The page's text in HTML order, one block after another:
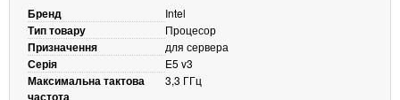
Периферійні пристрої
Монітори
Клавіатури, миші, комплекти
Відеоспостереження
Бренд Intel
Тип товару Процесор
Призначення для сервера
Серія E5 v3
Максимальна тактова
частота
3,3 ГГц